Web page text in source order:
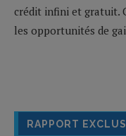
crédit infini et gratuit.
les opportunités de
RAPPORT